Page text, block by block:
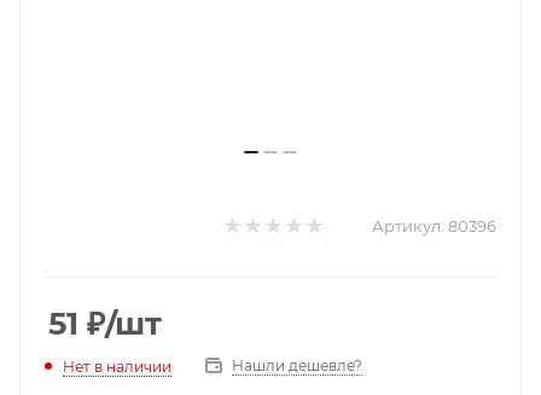
Артикул: 80396
51 ₽/шт
Нет в наличии Нашли дешевле?